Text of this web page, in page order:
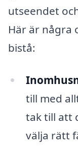
utseendet
Här är några
bistå:
till med
tak till att
välja rätt